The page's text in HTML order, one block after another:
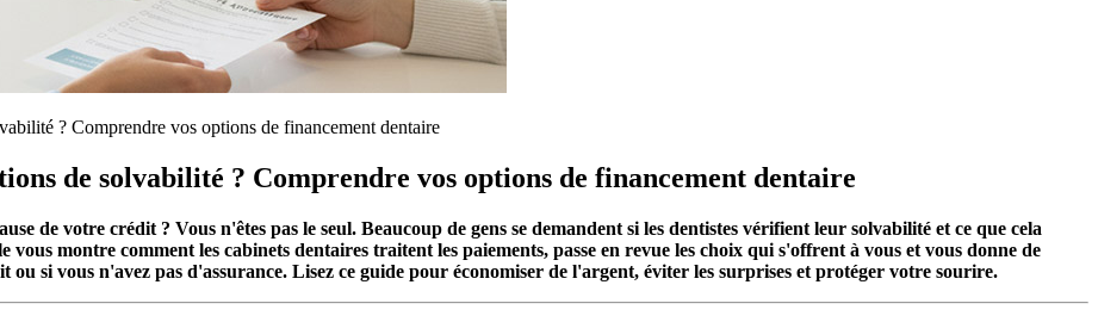
? Comprendre vos options de financement dentaire
de solvabilité ? Comprendre vos options de financement dentaire
de votre crédit ? Vous n'êtes pas le seul. Beaucoup de gens se demandent si les dentistes vérifient leur solvabilité et ce que cela
montre comment les cabinets dentaires traitent les paiements, passe en revue les choix qui s'offrent à vous et vous donne de
ou si vous n'avez pas d'assurance. Lisez ce guide pour économiser de l'argent, éviter les surprises et protéger votre sourire.